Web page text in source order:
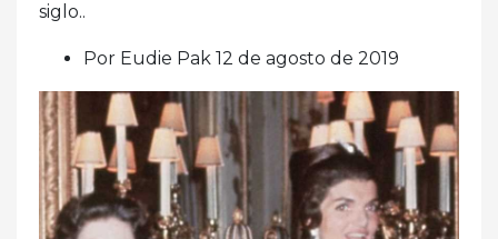
siglo..
Por Eudie Pak 12 de agosto de 2019